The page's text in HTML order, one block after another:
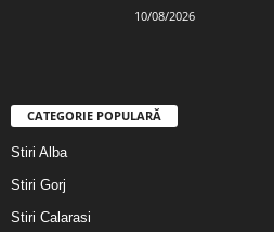
10/08/2026
CATEGORIE POPULARĂ
Stiri Alba
Stiri Gorj
Stiri Calarasi